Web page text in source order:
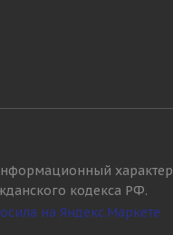
характер
кодекса РФ.